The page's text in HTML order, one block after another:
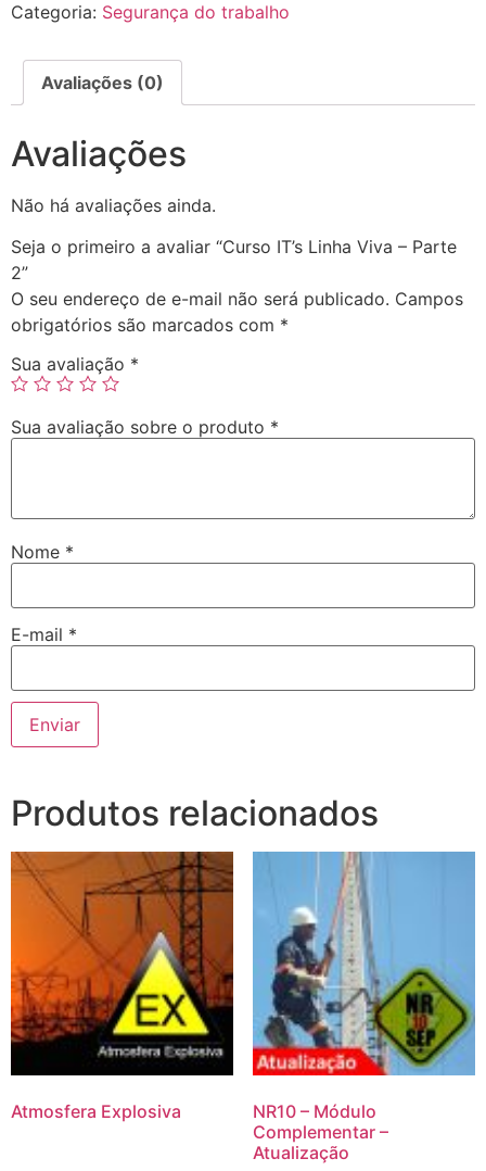
Categoria: Segurança do trabalho
Avaliações (0)
Avaliações
Não há avaliações ainda.
Seja o primeiro a avaliar “Curso IT’s Linha Viva – Parte
2”
O seu endereço de e-mail não será publicado. Campos
obrigatórios são marcados com *
Sua avaliação *
Sua avaliação sobre o produto *
Nome *
E-mail *
Produtos relacionados
Atmosfera Explosiva
NR10 – Módulo
Complementar –
Atualização